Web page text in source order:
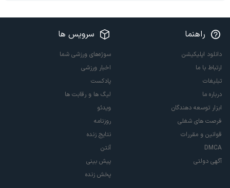
راهنما
دانلود اپلیکیشن
ارتباط با ما
تبلیغات
درباره ما
ابزار توسعه دهندگان
فرصت های شغلی
قوانین و مقررات
DMCA
آگهی دولتی
سرویس ها
سوژه‌های ورزشی شما
اخبار ورزشی
پادکست
لیگ ها و رقابت ها
ویدئو
روزنامه
نتایج زنده
آنتن
پیش بینی
پخش زنده